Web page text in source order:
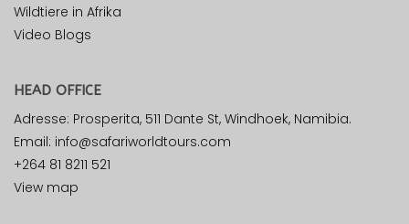
Wildtiere in Afrika
Video Blogs
HEAD OFFICE
Adresse: Prosperita, 511 Dante St, Windhoek, Namibia.
Email: info@safariworldtours.com
+264 81 8211 521
View map